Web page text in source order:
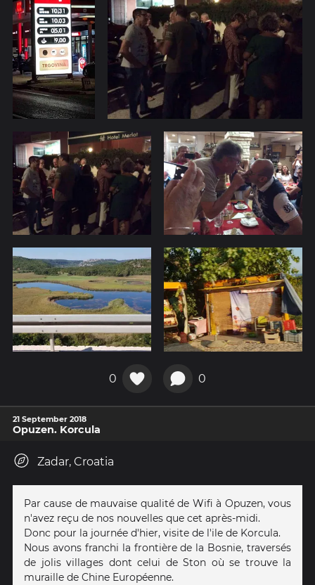
0 0
21 September 2018
Opuzen. Korcula
Zadar, Croatia
Par cause de mauvaise qualité de Wifi à Opuzen, vous
n'avez reçu de nos nouvelles que cet après-midi.
Donc pour la journée d'hier, visite de l'ile de Korcula.
Nous avons franchi la frontière de la Bosnie, traversés
de jolis villages dont celui de Ston où se trouve la
muraille de Chine Européenne.